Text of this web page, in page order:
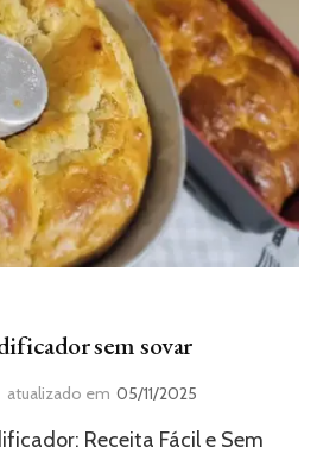
sem sovar
atualizado em 05/11/2025
Receita Fácil e Sem